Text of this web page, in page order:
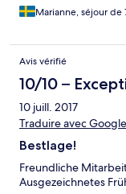
Marianne, séjour de
Avis vérifié
10/10 –
10 juill. 2017
Traduire avec Google
Bestlage!
Freundliche
Ausgezeichnetes